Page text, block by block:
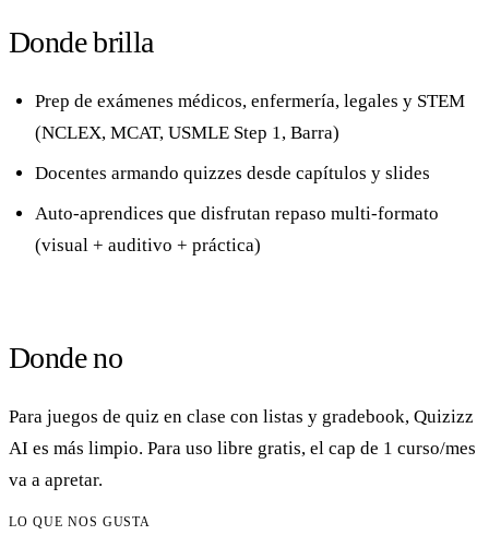
Donde brilla
Prep de exámenes médicos, enfermería, legales y STEM
(NCLEX, MCAT, USMLE Step 1, Barra)
Docentes armando quizzes desde capítulos y slides
Auto-aprendices que disfrutan repaso multi-formato
(visual + auditivo + práctica)
Donde no
Para juegos de quiz en clase con listas y gradebook, Quizizz
AI es más limpio. Para uso libre gratis, el cap de 1 curso/mes
va a apretar.
LO QUE NOS GUSTA